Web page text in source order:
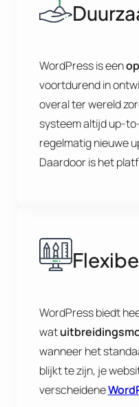
WordPress is een
voortdurend in
overal ter wereld
systeem altijd up-
regelmatig nieuwe
Daardoor is het
WordPress biedt
wat
wanneer het
blijkt te zijn, je
verscheidene